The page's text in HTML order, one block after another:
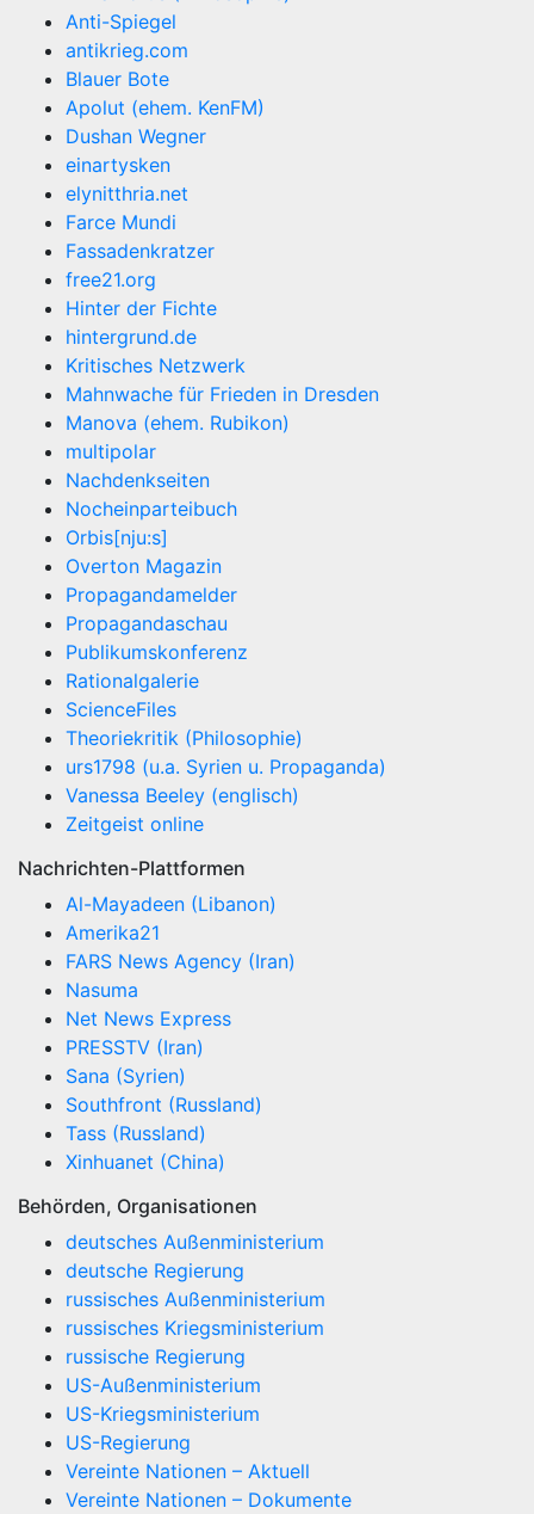
Anti-Spiegel
antikrieg.com
Blauer Bote
Apolut (ehem. KenFM)
Dushan Wegner
einartysken
elynitthria.net
Farce Mundi
Fassadenkratzer
free21.org
Hinter der Fichte
hintergrund.de
Kritisches Netzwerk
Mahnwache für Frieden in Dresden
Manova (ehem. Rubikon)
multipolar
Nachdenkseiten
Nocheinparteibuch
Orbis[nju:s]
Overton Magazin
Propagandamelder
Propagandaschau
Publikumskonferenz
Rationalgalerie
ScienceFiles
Theoriekritik (Philosophie)
urs1798 (u.a. Syrien u. Propaganda)
Vanessa Beeley (englisch)
Zeitgeist online
Nachrichten-Plattformen
Al-Mayadeen (Libanon)
Amerika21
FARS News Agency (Iran)
Nasuma
Net News Express
PRESSTV (Iran)
Sana (Syrien)
Southfront (Russland)
Tass (Russland)
Xinhuanet (China)
Behörden, Organisationen
deutsches Außenministerium
deutsche Regierung
russisches Außenministerium
russisches Kriegsministerium
russische Regierung
US-Außenministerium
US-Kriegsministerium
US-Regierung
Vereinte Nationen – Aktuell
Vereinte Nationen – Dokumente